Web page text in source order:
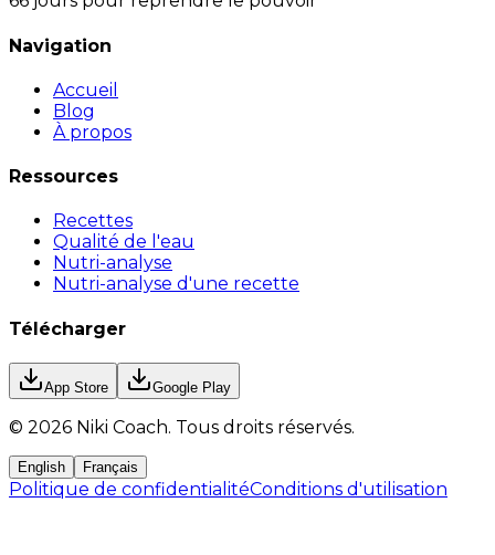
Navigation
Accueil
Blog
À propos
Ressources
Recettes
Qualité de l'eau
Nutri-analyse
Nutri-analyse d'une recette
Télécharger
App Store Google Play
© 2026 Niki Coach. Tous droits réservés.
English Français
Politique de confidentialitéConditions d'utilisation